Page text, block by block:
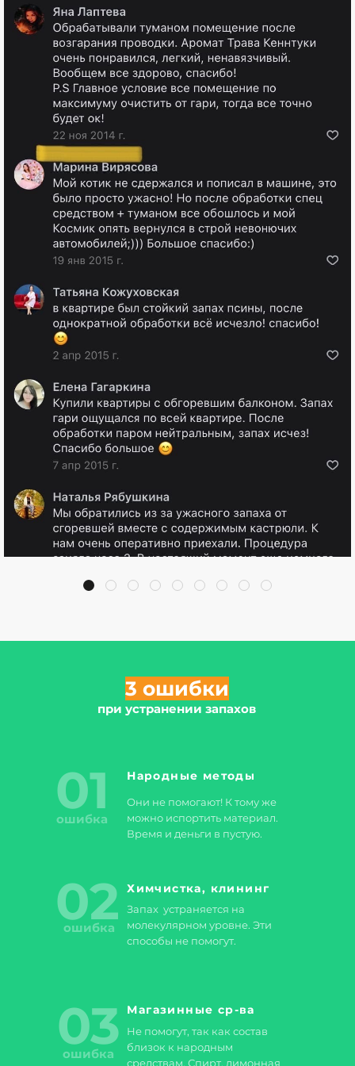
Магазинные ср-ва
Не помогут, так как состав
близок к народным
средствам. Спирт, лимонная
03
3 ошибки
при устранении запахов
Химчистка, клининг
Запах устраняется на
молекулярном уровне. Эти
способы не помогут.
ошибка
02
ошибка
Народные методы
Они не помогают! К тому же
можно испортить материал.
Время и деньги в пустую.
01
ошибка